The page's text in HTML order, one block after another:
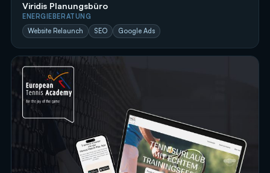
Viridis Planungsbüro
ENERGIEBERATUNG
Website Relaunch
SEO Google Ads